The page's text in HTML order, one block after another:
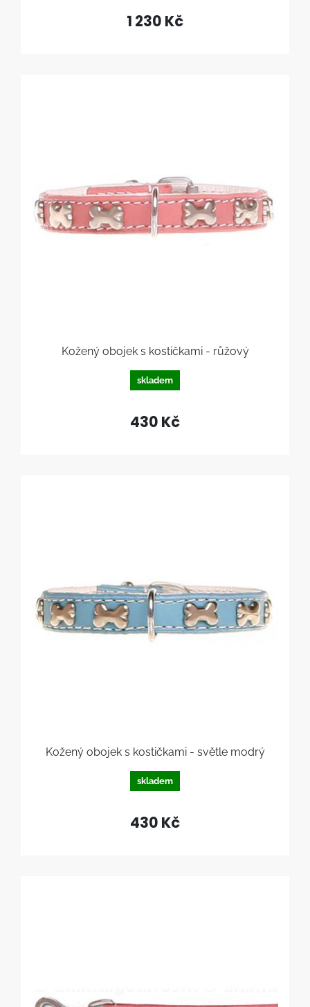
1 230 Kč
Kožený obojek s kostičkami - růžový
skladem
430 Kč
Kožený obojek s kostičkami - světle modrý
skladem
430 Kč